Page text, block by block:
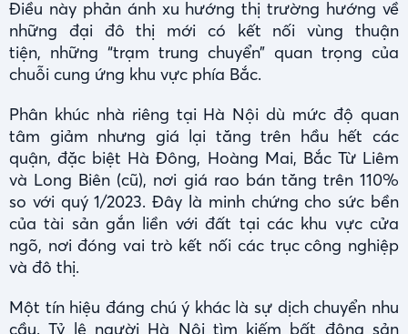
Điều này phản ánh xu hướng thị trường hướng về
những đại đô thị mới có kết nối vùng thuận
tiện, những “trạm trung chuyển” quan trọng của
chuỗi cung ứng khu vực phía Bắc.
Phân khúc nhà riêng tại Hà Nội dù mức độ quan
tâm giảm nhưng giá lại tăng trên hầu hết các
quận, đặc biệt Hà Đông, Hoàng Mai, Bắc Từ Liêm
và Long Biên (cũ), nơi giá rao bán tăng trên 110%
so với quý 1/2023. Đây là minh chứng cho sức bền
của tài sản gắn liền với đất tại các khu vực cửa
ngõ, nơi đóng vai trò kết nối các trục công nghiệp
và đô thị.
Một tín hiệu đáng chú ý khác là sự dịch chuyển nhu
cầu. Tỷ lệ người Hà Nội tìm kiếm bất động sản